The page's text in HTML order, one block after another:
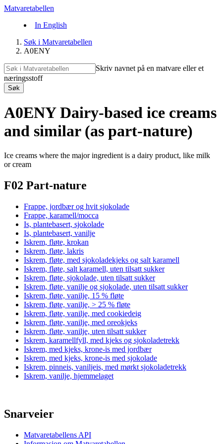
Matvaretabellen
In English
Søk i Matvaretabellen
A0ENY
Skriv navnet på en matvare eller et
næringsstoff
Søk
A0ENY Dairy-based ice creams
and similar (as part-nature)
Ice creams where the major ingredient is a dairy product, like milk
or cream
F02 Part-nature
Frappe, jordbær og hvit sjokolade
Frappe, karamell/mocca
Is, plantebasert, sjokolade
Is, plantebasert, vanilje
Iskrem, fløte, krokan
Iskrem, fløte, lakris
Iskrem, fløte, med sjokoladekjeks og salt karamell
Iskrem, fløte, salt karamell, uten tilsatt sukker
Iskrem, fløte, sjokolade, uten tilsatt sukker
Iskrem, fløte, vanilje og sjokolade, uten tilsatt sukker
Iskrem, fløte, vanilje, 15 % fløte
Iskrem, fløte, vanilje, > 25 % fløte
Iskrem, fløte, vanilje, med cookiedeig
Iskrem, fløte, vanilje, med oreokjeks
Iskrem, fløte, vanilje, uten tilsatt sukker
Iskrem, karamellfyll, med kjeks og sjokoladetrekk
Iskrem, med kjeks, krone-is med jordbær
Iskrem, med kjeks, krone-is med sjokolade
Iskrem, pinneis, vaniljeis, med mørkt sjokoladetrekk
Iskrem, vanilje, hjemmelaget
Snarveier
Matvaretabellens API